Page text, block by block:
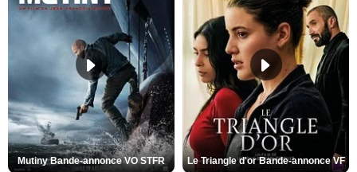
Mutiny Bande-annonce VO STFR Le Triangle d'or Bande-annonce VF